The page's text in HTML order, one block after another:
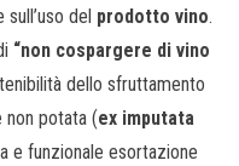
del prodotto vino.
“non cospargere di vino
dello sfruttamento
non potata (ex imputata
e funzionale esortazione